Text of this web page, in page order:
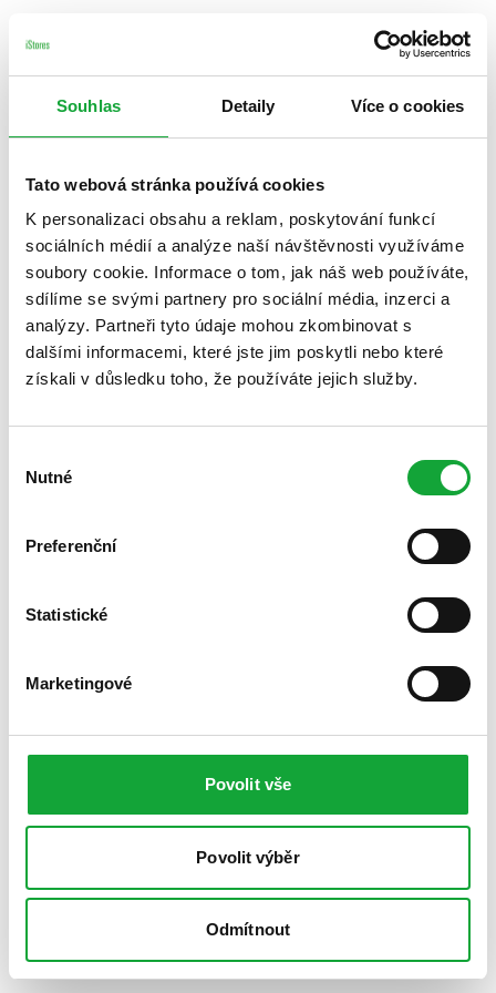
Souhlas Detaily Více o cookies
Tato webová stránka používá cookies
K personalizaci obsahu a reklam, poskytování funkcí
sociálních médií a analýze naší návštěvnosti využíváme
soubory cookie. Informace o tom, jak náš web používáte,
sdílíme se svými partnery pro sociální média, inzerci a
analýzy. Partneři tyto údaje mohou zkombinovat s
dalšími informacemi, které jste jim poskytli nebo které
získali v důsledku toho, že používáte jejich služby.
souhlasu
Nutné
Preferenční
Statistické
Marketingové
Povolit vše
Povolit výběr
Odmítnout